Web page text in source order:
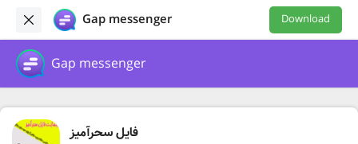
Gap messenger Download
Gap messenger
فایل سحرآمیز